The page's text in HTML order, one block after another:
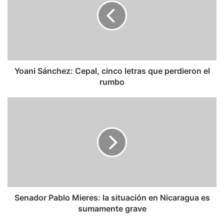
rumbo
Yoani Sánchez: Cepal, cinco letras que perdieron el
rumbo
sumamente
grave
Senador Pablo Mieres: la situación en Nicaragua es
sumamente grave